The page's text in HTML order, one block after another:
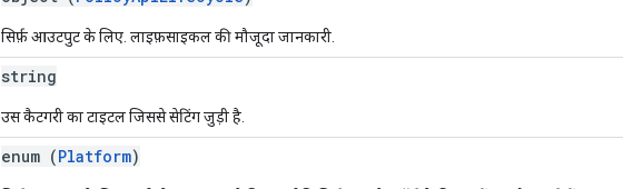
सिर्फ़ आउटपुट के लिए. लाइफ़साइकल की मौजूदा जानकारी.
string
उस कैटगरी का टाइटल जिससे सेटिंग जुड़ी है.
enum (Platform)